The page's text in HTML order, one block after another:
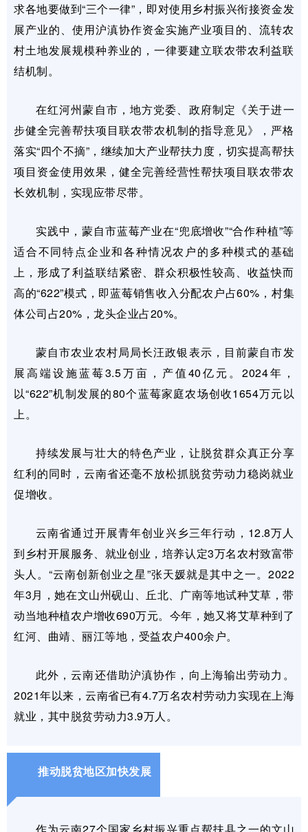
求各地要做到“三个一律”，即对使用乡村振兴衔接资金发
展产业的、使用沪滇协作资金实施产业项目的、流转农
村土地发展规模种养业的，一律要建立联农带农利益联
结机制。
在红河州蒙自市，地方党委、政府制定《关于进一
步健全完善帮扶项目联农带农机制的指导意见》，严格
落实“四个不摘”，继续加大产业帮扶力度，切实提高帮扶
项目资金使用效果，健全完善经营性帮扶项目联农带农
长效机制，实现应带尽带。
实践中，蒙自市蓝莓产业在“兜底增收”“合作种植”等
适合不同特点企业和各种情况农户的多种模式的基础
上，形成了利益联结紧密、群众积极性较高、收益快而
高的“622”模式，即蓝莓销售收入分配农户占60%，村集
体公司占20%，龙头企业占20%。
蒙自市农业农村局局长汪政银表示，目前蒙自市发
展高端设施蓝莓3.5万亩，产值40亿元。2024年，
以“622”机制发展的80个蓝莓家庭农场创收1654万元以
上。
持续发展与壮大的特色产业，让脱贫群众真正分享
红利的同时，云南省还毫不放松抓脱贫劳动力稳岗就业
促增收。
云南省通过开展青年创业兴乡三年行动，12.8万人
到乡村开展服务、就业创业，培养认定3万名农村致富带
头人。“云南创新创业之星”张天媛就是其中之一。2022
年3月，她在文山州砚山、丘北、广南等地试种艾草，带
动当地种植农户增收690万元。今年，她又将艾草种到了
红河、曲靖、丽江等地，受益农户400余户。
此外，云南还借助沪滇协作，向上海输出劳动力。
2021年以来，云南省已有4.7万名农村劳动力实现在上海
就业，其中脱贫劳动力3.9万人。
推动脱贫地区加快发展